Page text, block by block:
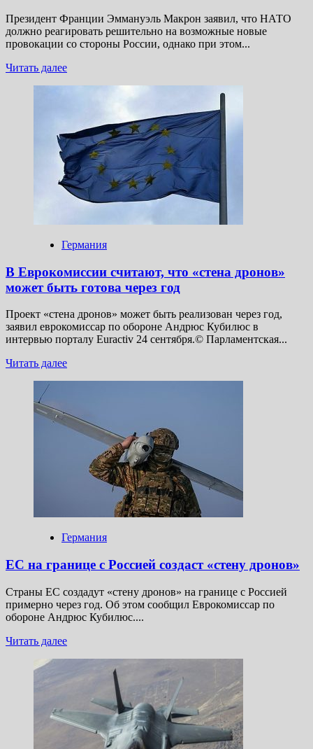
Президент Франции Эммануэль Макрон заявил, что НАТО
должно реагировать решительно на возможные новые
провокации со стороны России, однако при этом...
Читать далееПрочитать
НАТО
жестко
реагировать
на действия
России
Германия
В Еврокомиссии считают, что «стена дронов»
может быть готова через год
Проект «стена дронов» может быть реализован через год,
заявил еврокомиссар по обороне Андрюс Кубилюс в
интервью порталу Euractiv 24 сентября.© Парламентская...
Читать далееПрочитать
считают,
что
«стена
дронов»
может
быть
Германия
ЕС на границе с Россией создаст «стену дронов»
Страны ЕС создадут «стену дронов» на границе с Россией
примерно через год. Об этом сообщил Еврокомиссар по
обороне Андрюс Кубилюс....
Читать далееПрочитать
ЕС на границе
создаст
«стену
дронов»